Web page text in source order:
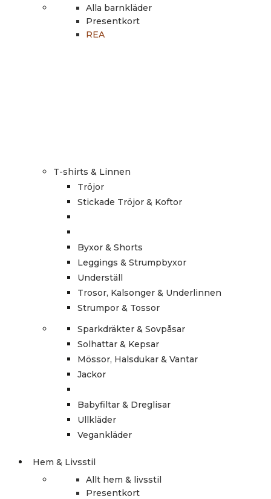
Alla barnkläder
Presentkort
REA
T-shirts & Linnen
Tröjor
Stickade Tröjor & Koftor
Byxor & Shorts
Leggings & Strumpbyxor
Underställ
Trosor, Kalsonger & Underlinnen
Strumpor & Tossor
Sparkdräkter & Sovpåsar
Solhattar & Kepsar
Mössor, Halsdukar & Vantar
Jackor
Babyfiltar & Dreglisar
Ullkläder
Vegankläder
Hem & Livsstil
Allt hem & livsstil
Presentkort